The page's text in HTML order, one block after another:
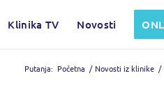
Klinika TV Novosti
Putanja: Početna / Novosti iz klinike /